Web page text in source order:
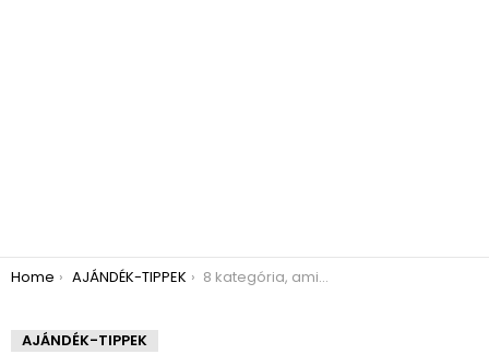
You are here:
Home AJÁNDÉK-TIPPEK 8 kategória, amit kutyás és macskás gazdik imádni fognak
AJÁNDÉK-TIPPEK